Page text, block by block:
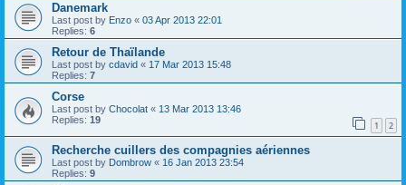
Danemark
Last post by Enzo « 03 Apr 2013 22:01
Replies: 6
Retour de Thaïlande
Last post by cdavid « 17 Mar 2013 15:48
Replies: 7
Corse
Last post by Chocolat « 13 Mar 2013 13:46
Replies: 19 1 2
Recherche cuillers des compagnies aériennes
Last post by Dombrow « 16 Jan 2013 23:54
Replies: 9